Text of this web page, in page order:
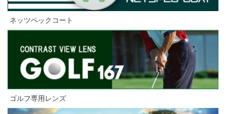
ネッツペックコート
ゴルフ専用レンズ